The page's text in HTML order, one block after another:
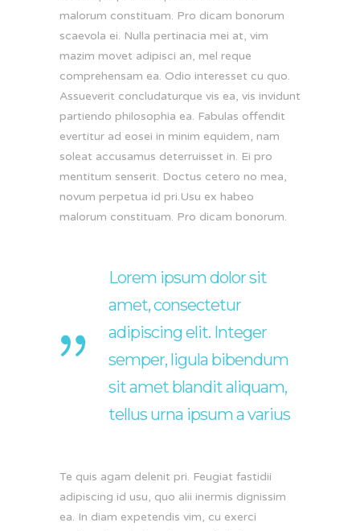
malorum constituam. Pro dicam bonorum
scaevola ei. Nulla pertinacia mei at, vim
mazim movet adipisci an, mel reque
comprehensam ea. Odio interesset cu quo.
Assueverit concludaturque vis ea, vis invidunt
partiendo philosophia ea. Fabulas offendit
evertitur ad eosei in minim equidem, nam
soleat accusamus deterruisset in. Ei pro
mentitum senserit. Doctus cetero no mea,
novum perpetua id pri.Usu ex habeo
malorum constituam. Pro dicam bonorum.
Lorem ipsum dolor sit
amet, consectetur
adipiscing elit. Integer
semper, ligula bibendum
sit amet blandit aliquam,
tellus urna ipsum a varius
Te quis agam delenit pri. Feugiat fastidii
adipiscing id usu, quo alii inermis dignissim
ea. In diam expetendis vim, cu exerci